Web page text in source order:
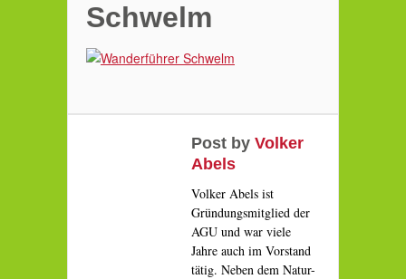
Schwelm
Post by Volker
Abels
Volker Abels ist
Gründungsmitglied der
AGU und war viele
Jahre auch im Vorstand
tätig. Neben dem Natur-